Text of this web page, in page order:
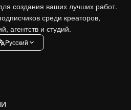
создания ваших лучших работ.
среди креаторов,
агентств и студий.
Pусский